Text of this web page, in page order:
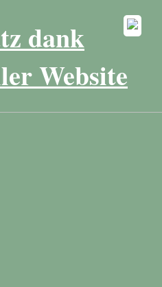
dank
Website